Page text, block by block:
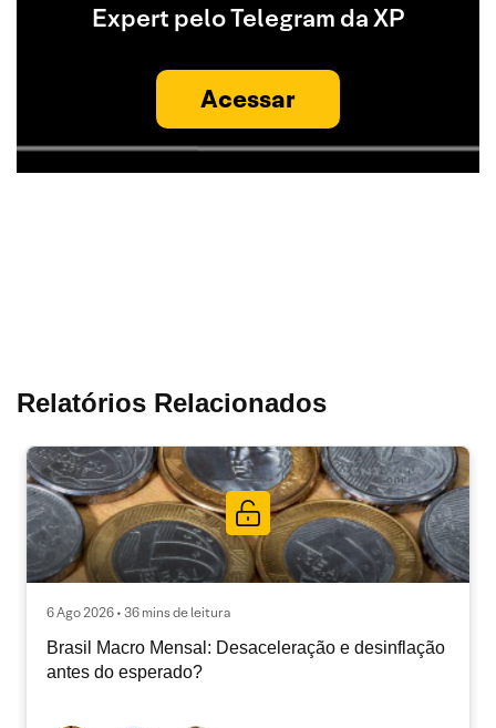
Expert pelo Telegram da XP
Acessar
Relatórios Relacionados
6 Ago 2026 • 36 mins de leitura
Brasil Macro Mensal: Desaceleração e desinflação
antes do esperado?